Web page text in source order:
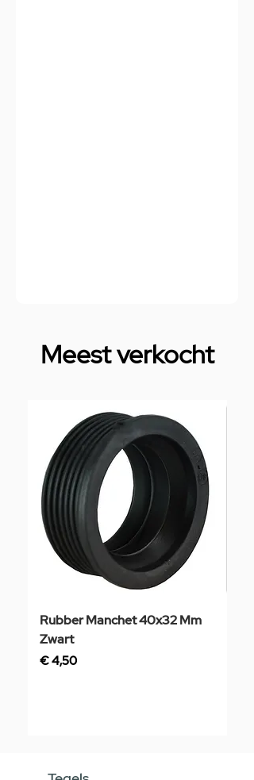
Meest verkocht
Rubber Manchet 40x32 Mm
Zwart
Prijs
€ 4,50